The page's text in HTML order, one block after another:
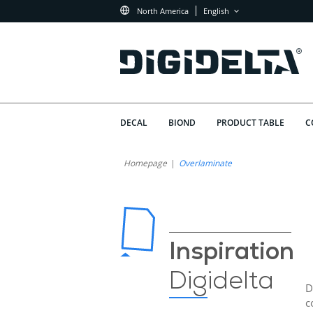
North America English
DECAL BIOND PRODUCT TABLE
Homepage Overlaminate
Inspiration
Digidelta